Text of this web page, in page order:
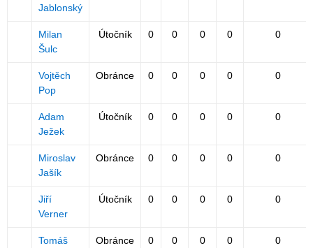
Jablonský
Milan
Šulc
Útočník 0 0 0 0 0
Vojtěch
Pop
Obránce 0 0 0 0 0
Adam
Ježek
Útočník 0 0 0 0 0
Miroslav
Jašík
Obránce 0 0 0 0 0
Jiří
Verner
Útočník 0 0 0 0 0
Tomáš Obránce 0 0 0 0 0